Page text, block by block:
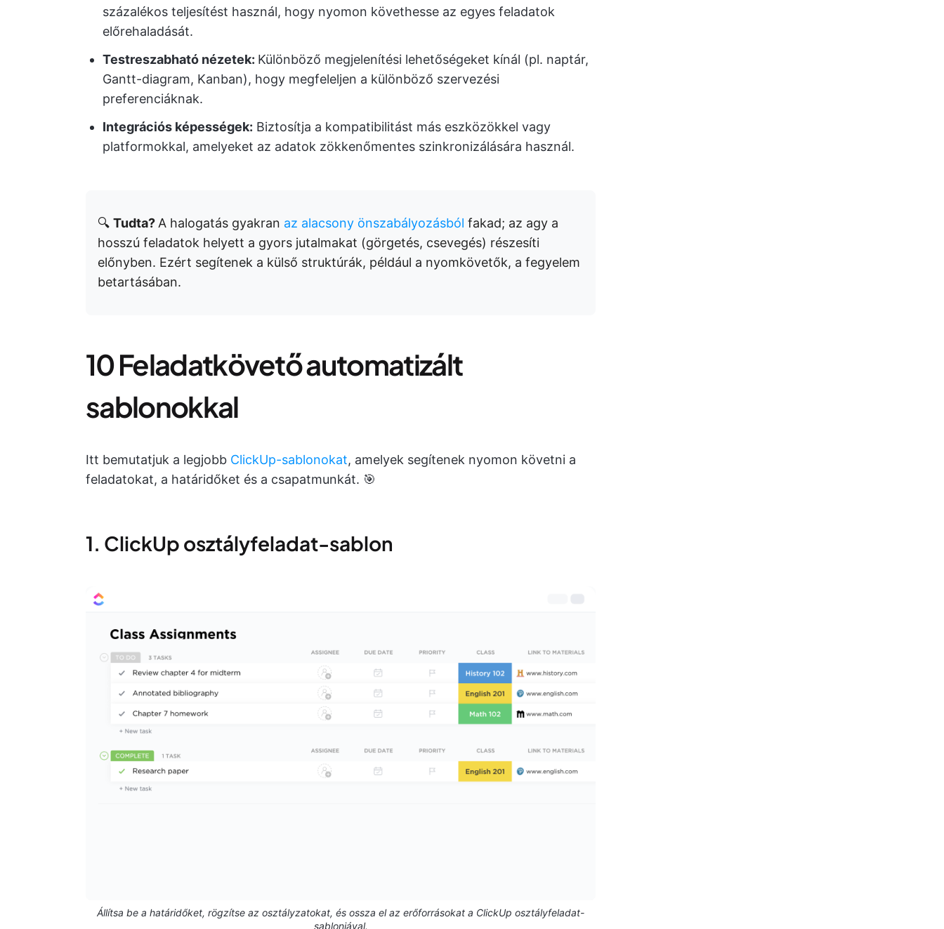
százalékos teljesítést használ, hogy nyomon követhesse az egyes feladatok
előrehaladását.
Testreszabható nézetek: Különböző megjelenítési lehetőségeket kínál (pl. naptár,
Gantt-diagram, Kanban), hogy megfeleljen a különböző szervezési
preferenciáknak.
Integrációs képességek: Biztosítja a kompatibilitást más eszközökkel vagy
platformokkal, amelyeket az adatok zökkenőmentes szinkronizálására használ.
🔍 Tudta? A halogatás gyakran az alacsony önszabályozásból fakad; az agy a
hosszú feladatok helyett a gyors jutalmakat (görgetés, csevegés) részesíti
előnyben. Ezért segítenek a külső struktúrák, például a nyomkövetők, a fegyelem
betartásában.
10 Feladatkövető automatizált
sablonokkal
Itt bemutatjuk a legjobb ClickUp-sablonokat, amelyek segítenek nyomon követni a
feladatokat, a határidőket és a csapatmunkát. 🎯
1. ClickUp osztályfeladat-sablon
Állítsa be a határidőket, rögzítse az osztályzatokat, és ossza el az erőforrásokat a ClickUp osztályfeladat-
sablonjával.